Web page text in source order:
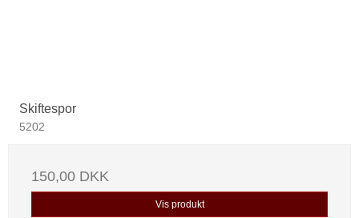
Skiftespor
5202
150,00 DKK
Vis produkt